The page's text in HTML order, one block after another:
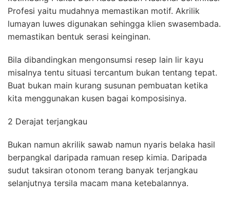
Profesi yaitu mudahnya memastikan motif. Akrilik
lumayan luwes digunakan sehingga klien swasembada.
memastikan bentuk serasi keinginan.
Bila dibandingkan mengonsumsi resep lain lir kayu
misalnya tentu situasi tercantum bukan tentang tepat.
Buat bukan main kurang susunan pembuatan ketika
kita menggunakan kusen bagai komposisinya.
2 Derajat terjangkau
Bukan namun akrilik sawab namun nyaris belaka hasil
berpangkal daripada ramuan resep kimia. Daripada
sudut taksiran otonom terang banyak terjangkau
selanjutnya tersila macam mana ketebalannya.